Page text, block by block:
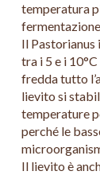
temperatura
Il Pastorianus
tra i 5 e i
fredda tutto
lievito si
temperature
perché le
Il lievito è